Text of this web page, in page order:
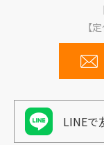
【
LINEで